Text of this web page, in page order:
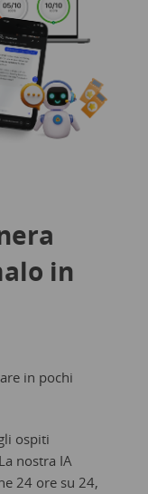
in
in pochi
ospiti
nostra IA
24 ore su 24,